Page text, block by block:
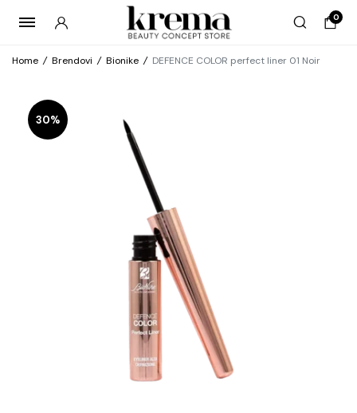
0
Home / Brendovi / Bionike / DEFENCE COLOR perfect liner 01 Noir
30%